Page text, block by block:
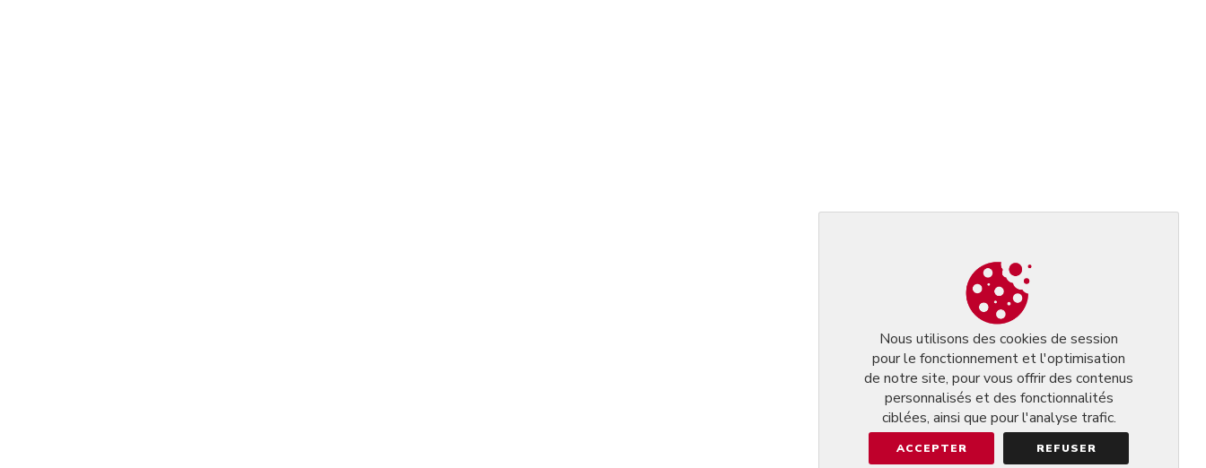
Nous utilisons des cookies de session
pour le fonctionnement et l'optimisation
de notre site, pour vous offrir des contenus
personnalisés et des fonctionnalités
ciblées, ainsi que pour l'analyse trafic.
ACCEPTER REFUSER